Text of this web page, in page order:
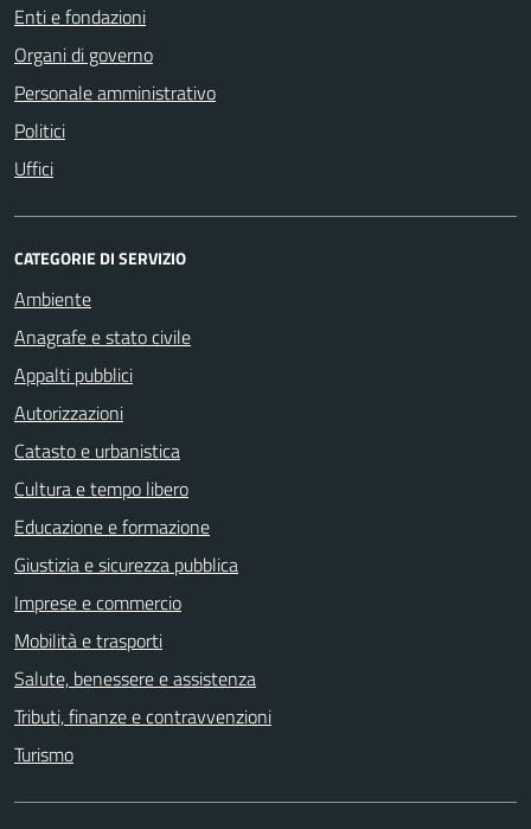
Enti e fondazioni
Organi di governo
Personale amministrativo
Politici
Uffici
CATEGORIE DI SERVIZIO
Ambiente
Anagrafe e stato civile
Appalti pubblici
Autorizzazioni
Catasto e urbanistica
Cultura e tempo libero
Educazione e formazione
Giustizia e sicurezza pubblica
Imprese e commercio
Mobilità e trasporti
Salute, benessere e assistenza
Tributi, finanze e contravvenzioni
Turismo